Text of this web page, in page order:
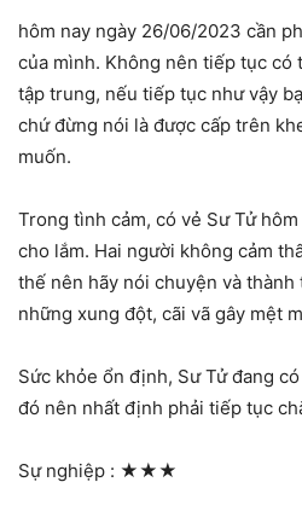
hôm nay ngày 26/06/2023 cần
của mình. Không nên tiếp tục có
tập trung, nếu tiếp tục như vậy
chứ đừng nói là được cấp trên
muốn.
Trong tình cảm, có vẻ Sư Tử
cho lắm. Hai người không cảm
thế nên hãy nói chuyện và
những xung đột, cãi vã gây mệt
Sức khỏe ổn định, Sư Tử đang
đó nên nhất định phải tiếp tục
Sự nghiệp : ★★★